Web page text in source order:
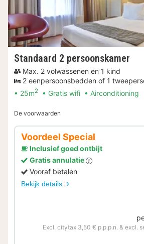
Standaard 2 persoonskamer
Max. 2 volwassenen en 1 kind
2 eenpersoonsbedden of 1
25m2 Gratis wifi Airconditioning
De voorwaarden
Voordeel Special
Inclusief goed ontbijt
Gratis annulatie
Vooraf betalen
Bekijk details
Excl. citytax 3,50 € p.p.p.n. & excl.